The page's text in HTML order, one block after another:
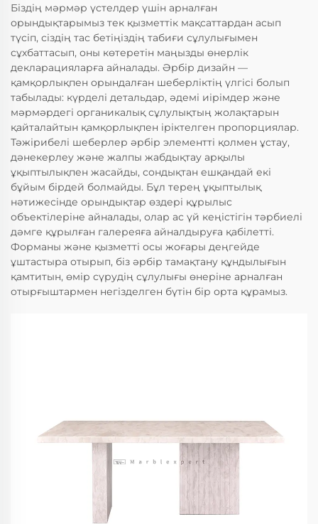
Біздің мәрмәр үстелдер үшін арналған
орындықтарымыз тек қызметтік мақсаттардан асып
түсіп, сіздің тас бетіңіздің табиғи сұлулығымен
сұхбаттасып, оны көтеретін маңызды өнерлік
декларацияларға айналады. Әрбір дизайн —
қамқорлықпен орындалған шеберліктің үлгісі болып
табылады: күрделі детальдар, әдемі иірімдер және
мәрмәрдегі органикалық сұлулықтың жолақтарын
қайталайтын қамқорлықпен іріктелген пропорциялар.
Тәжірибелі шеберлер әрбір элементті қолмен ұстау,
дәнекерлеу және жалпы жабдықтау арқылы
ұқыптылықпен жасайды, сондықтан ешқандай екі
бұйым бірдей болмайды. Бұл терең ұқыптылық
нәтижесінде орындықтар өздері құрылыс
объектілеріне айналады, олар ас үй кеңістігін тәрбиелі
дәмге құрылған галереяға айналдыруға қабілетті.
Форманы және қызметті осы жоғары деңгейде
ұштастыра отырып, біз әрбір тамақтану құндылығын
қамтитын, өмір сүрудің сұлулығы өнеріне арналған
отырғыштармен негізделген бүтін бір орта құрамыз.